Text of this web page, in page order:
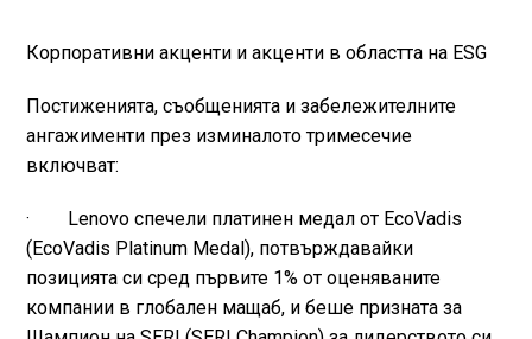
Корпоративни акценти и акценти в областта на ESG
Постиженията, съобщенията и забележителните
ангажименти през изминалото тримесечие
включват:
· Lenovo спечели платинен медал от EcoVadis
(EcoVadis Platinum Medal), потвърждавайки
позицията си сред първите 1% от оценяваните
компании в глобален мащаб, и беше призната за